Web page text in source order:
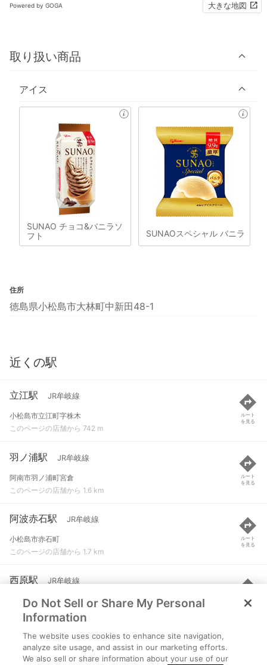
Powered by GOGA 大きな地図
取り扱い商品
アイス
SUNAO チョコ&バニラソ
フト
SUNAOスペシャル バニラ
住所
徳島県小松島市大林町中新田48-1
近くの駅
立江駅 JR牟岐線
小松島市立江町字株木
このページの店舗から 742 m
ルート
を見る
羽ノ浦駅 JR牟岐線
阿南市羽ノ浦町宮倉
このページの店舗から 1.6 km
ルート
を見る
阿波赤石駅 JR牟岐線
小松島市赤石町
このページの店舗から 1.7 km
ルート
を見る
西原駅 JR牟岐線
阿南市那賀川町大京原
このページの店舗から 3.5 km
ルート
を見る
南小松島駅
小松島市南小松島町
Do Not Sell or Share My Personal
Information
The website uses cookies to enhance site navigation,
analyze site usage, and assist in our marketing efforts.
We also sell or share information about your use of our